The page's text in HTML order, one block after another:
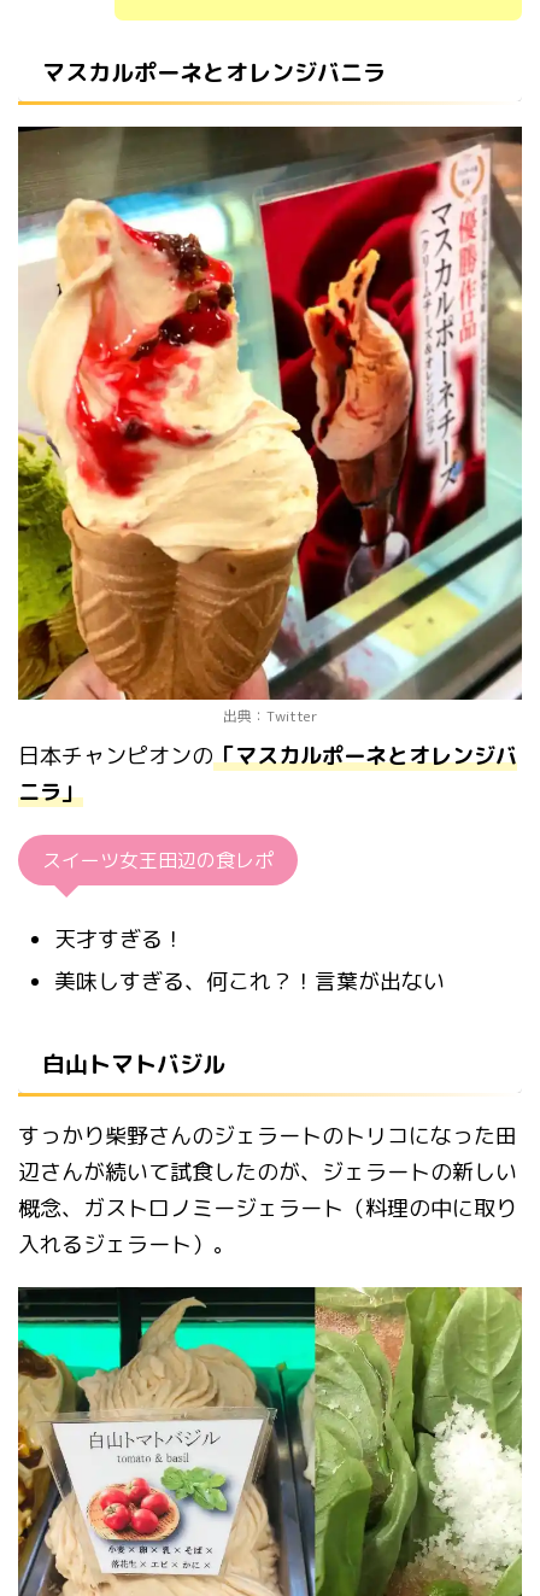
マスカルポーネとオレンジバニラ
出典：Twitter
日本チャンピオンの「マスカルポーネとオレンジバ
ニラ」
スイーツ女王田辺の食レポ
天才すぎる！
美味しすぎる、何これ？！言葉が出ない
白山トマトバジル
すっかり柴野さんのジェラートのトリコになった田
辺さんが続いて試食したのが、ジェラートの新しい
概念、ガストロノミージェラート（料理の中に取り
入れるジェラート）。